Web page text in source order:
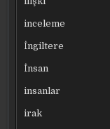
inceleme
İngiltere
İnsan
insanlar
irak